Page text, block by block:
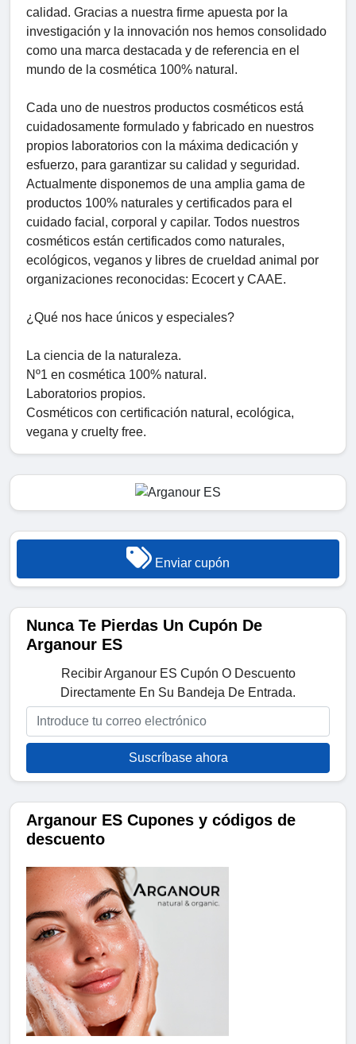
calidad. Gracias a nuestra firme apuesta por la
investigación y la innovación nos hemos consolidado
como una marca destacada y de referencia en el
mundo de la cosmética 100% natural.
Cada uno de nuestros productos cosméticos está
cuidadosamente formulado y fabricado en nuestros
propios laboratorios con la máxima dedicación y
esfuerzo, para garantizar su calidad y seguridad.
Actualmente disponemos de una amplia gama de
productos 100% naturales y certificados para el
cuidado facial, corporal y capilar. Todos nuestros
cosméticos están certificados como naturales,
ecológicos, veganos y libres de crueldad animal por
organizaciones reconocidas: Ecocert y CAAE.
¿Qué nos hace únicos y especiales?
La ciencia de la naturaleza.
Nº1 en cosmética 100% natural.
Laboratorios propios.
Cosméticos con certificación natural, ecológica,
vegana y cruelty free.
Enviar cupón
Nunca Te Pierdas Un Cupón De
Arganour ES
Recibir Arganour ES Cupón O Descuento
Directamente En Su Bandeja De Entrada.
Suscríbase ahora
Arganour ES Cupones y códigos de
descuento